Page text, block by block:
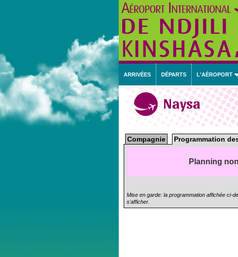
ARRIVÉES DÉPARTS L'AÉROPORT
Naysa
Compagnie Programmation
Planning
Mise en garde: la programmation affichée ci-
s'afficher.